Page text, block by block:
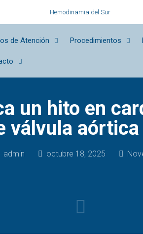
Hemodinamia del Sur
de Atención Procedimientos
un hito en
válvula
admin octubre 18, 2025